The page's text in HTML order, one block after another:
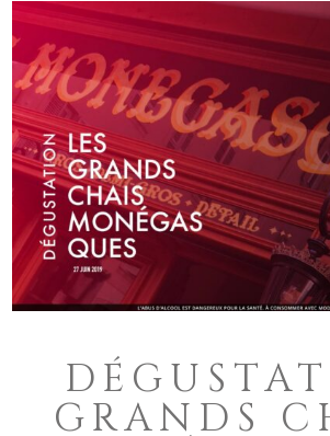
GRANDS